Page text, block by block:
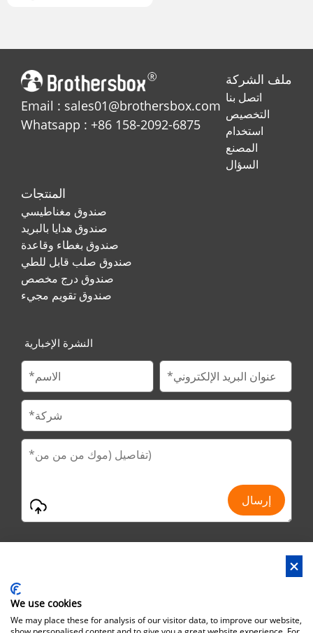
Email : sales01@brothersbox.com
Whatsapp : +86 158-2092-6875
ملف الشركة
اتصل بنا
التخصيص
استخدام
المصنع
السؤال
المنتجات
صندوق مغناطيسي
صندوق هدايا بالبريد
صندوق بغطاء وقاعدة
صندوق صلب قابل للطي
صندوق درج مخصص
صندوق تقويم مجيء
النشرة الإخبارية
العنوان : رقم 29 جينفو الطريق الثاني ، حديقة هوانان إند ، مدينة لياوبو ،
مدينة دونغ قوان ، مقاطعة قوانغدونغ ، الصين
We use cookies
We may place these for analysis of our visitor data, to improve our website,